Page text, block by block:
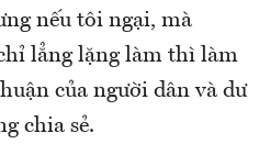
nếu tôi ngại, mà
lẳng lặng làm thì làm
của người dân và dư
chia sẻ.